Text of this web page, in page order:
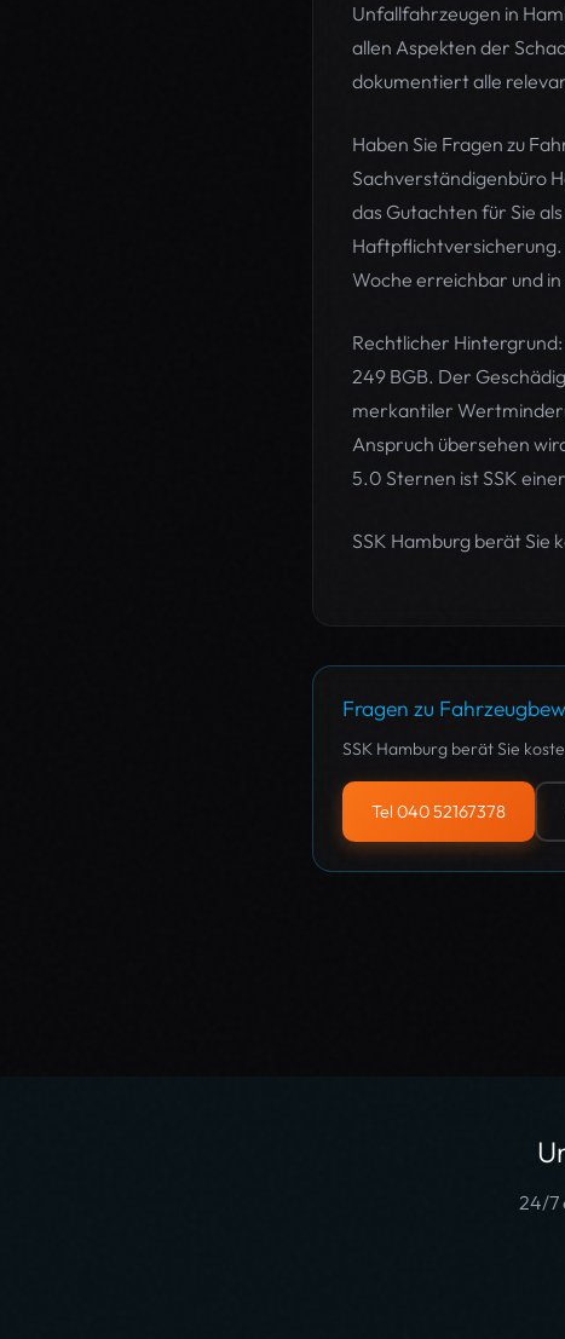
Unfallfahrzeugen in
allen Aspekten der
dokumentiert alle
Haben Sie Fragen zu
Sachverständigenbüro
das Gutachten für Sie
Haftpflichtversicherung.
Woche erreichbar und
Rechtlicher
249 BGB. Der
merkantiler
Anspruch übersehen
5.0 Sternen ist SSK
SSK Hamburg berät Sie
Fragen zu
SSK Hamburg berät Sie
Tel 040 52167378
24/7